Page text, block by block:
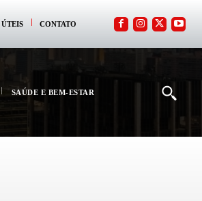
CONTATO
SAÚDE E BEM-ESTAR